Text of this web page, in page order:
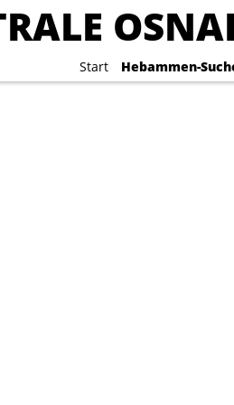
Start Hebammen-
Start Hebammen-